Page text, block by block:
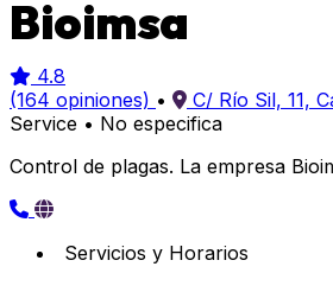
Bioimsa
4.8
(164 opiniones) •
C/ Río Sil, 11,
Service • No especifica
Control de plagas. La empresa
Servicios y Horarios